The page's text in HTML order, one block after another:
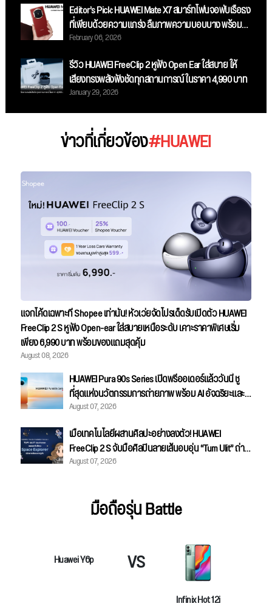
Editor’s Pick: HUAWEI Mate X7 สมาร์ทโฟนจอพับเรือธง
ที่เพียบด้วยความแกร่ง ลืมภาพความบอบบาง พร้อม
กล้องระดับโปร เก็บทุกรายละเอียดและสมรรถนะระดับ
ท็อป
February 06, 2026
รีวิว HUAWEI FreeClip 2 หูฟัง Open Ear ใส่สบาย ให้
เสียงทรงพลังฟังชัดทุกสถานการณ์ ในราคา 4,990 บาท
January 29, 2026
ข่าวที่เกี่ยวข้อง#HUAWEI
แจกโค้ดเฉพาะที่ Shopee เท่านั้น! หัวเว่ยจัดโปรเด็ดรับเปิดตัว HUAWEI
FreeClip 2 S หูฟัง Open-ear ใส่สบายเหนือระดับ เคาะราคาพิเศษเริ่ม
เพียง 6,990 บาท พร้อมของแถมสุดคุ้ม
August 08, 2026
HUAWEI Pura 90s Series เปิดพรีออเดอร์แล้ววันนี้ ชู
ที่สุดแห่งนวัตกรรมการถ่ายภาพ พร้อม AI อัจฉริยะและ
ความแรงระดับ 5G Advanced
August 07, 2026
เมื่อเทคโนโลยีผสานศิลปะอย่างลงตัว! HUAWEI
FreeClip 2 S จับมือศิลปินลายเส้นอบอุ่น “Tum Ulit” ถ่าย
ทอดคอลเลกชันพิเศษ "Space Explorer" สลักลายเส้นบน
August 07, 2026
มือถือรุ่น Battle
Huawei Y6p VS
Infinix Hot 12i